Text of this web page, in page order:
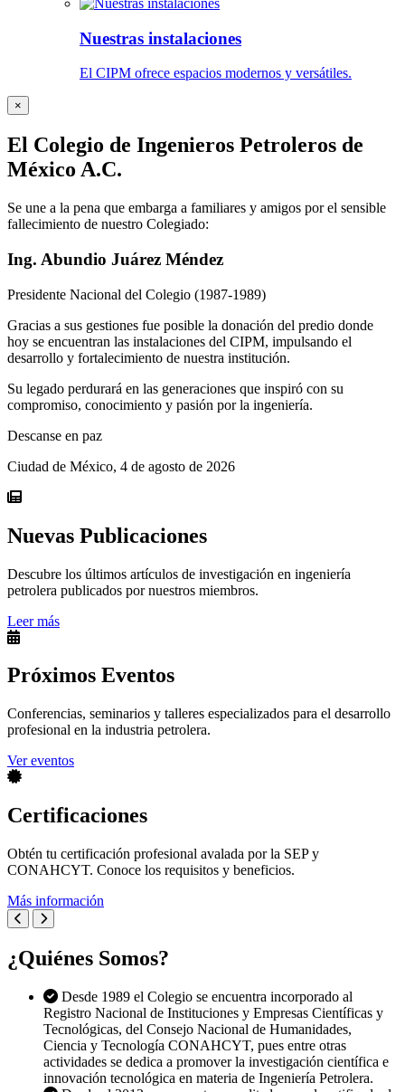
Nuestras instalaciones
El CIPM ofrece espacios modernos y versátiles.
×
El Colegio de Ingenieros Petroleros de
México A.C.
Se une a la pena que embarga a familiares y amigos por el sensible
fallecimiento de nuestro Colegiado:
Ing. Abundio Juárez Méndez
Presidente Nacional del Colegio (1987-1989)
Gracias a sus gestiones fue posible la donación del predio donde
hoy se encuentran las instalaciones del CIPM, impulsando el
desarrollo y fortalecimiento de nuestra institución.
Su legado perdurará en las generaciones que inspiró con su
compromiso, conocimiento y pasión por la ingeniería.
Descanse en paz
Ciudad de México, 4 de agosto de 2026
Nuevas Publicaciones
Descubre los últimos artículos de investigación en ingeniería
petrolera publicados por nuestros miembros.
Leer más
Próximos Eventos
Conferencias, seminarios y talleres especializados para el desarrollo
profesional en la industria petrolera.
Ver eventos
Certificaciones
Obtén tu certificación profesional avalada por la SEP y
CONAHCYT. Conoce los requisitos y beneficios.
Más información
¿Quiénes Somos?
Desde 1989 el Colegio se encuentra incorporado al
Registro Nacional de Instituciones y Empresas Científicas y
Tecnológicas, del Consejo Nacional de Humanidades,
Ciencia y Tecnología CONAHCYT, pues entre otras
actividades se dedica a promover la investigación científica e
innovación tecnológica en materia de Ingeniería Petrolera.